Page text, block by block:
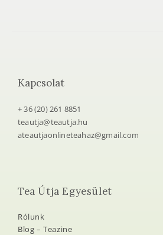
Kapcsolat
+ 36 (20) 261 8851
teautja@teautja.hu
ateautjaonlineteahaz@gmail.com
Tea Útja Egyesület
Rólunk
Blog – Teazine